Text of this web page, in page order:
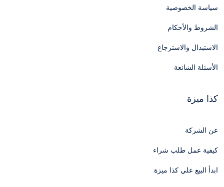
سياسة الخصوصية
الشروط والأحكام
الاستبدال والاسترجاع
الأسئلة الشائعة
كذا ميزة
عن الشركة
كيفية عمل طلب شراء
ابدأ البيع علي كذا ميزة